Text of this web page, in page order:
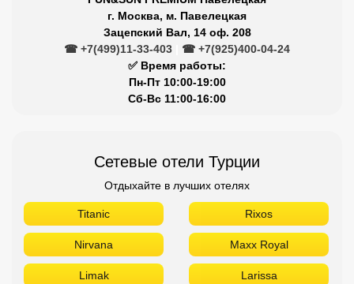
г. Москва, м. Павелецкая
Зацепский Вал, 14 оф. 208
☎ +7(499)11-33-403
☎ +7(925)400-04-24
✅ Время работы:
Пн-Пт 10:00-19:00
Сб-Вс 11:00-16:00
Сетевые отели Турции
Отдыхайте в лучших отелях
Titanic Rixos
Nirvana Maxx Royal
Limak Larissa